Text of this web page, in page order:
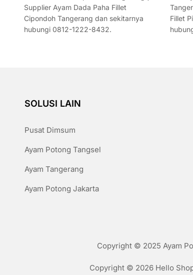
Supplier Ayam Dada Paha Fillet
Cipondoh Tangerang dan sekitarnya
hubungi 0812-1222-8432.
Fillet
SOLUSI LAIN
Pusat Dimsum
Ayam Potong Tangsel
Ayam Tangerang
Ayam Potong Jakarta
Copyright © 2025 Ayam
Copyright © 2026 Hello